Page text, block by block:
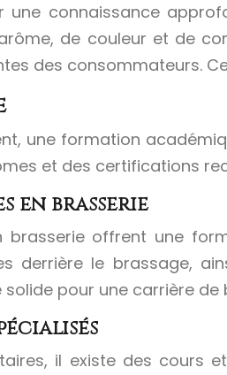
connaissance
de couleur et de
des consommateurs.
une formation
et des certifications
en brasserie
brasserie offrent une
derrière le brassage,
pour une carrière
il existe des cours